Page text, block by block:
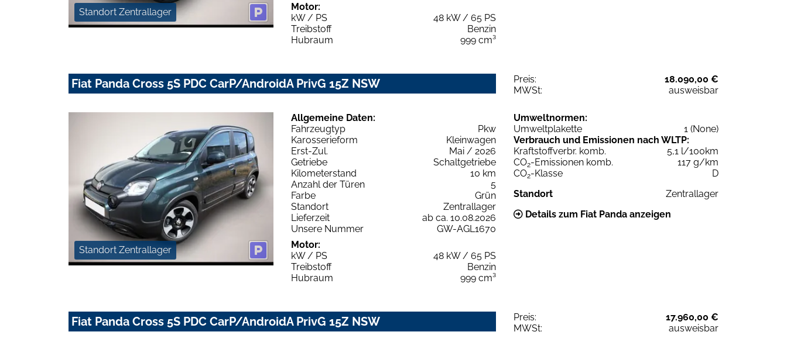
Standort Zentrallager
Motor:
kW / PS
48 kW / 65 PS
Treibstoff
Benzin
Hubraum
999 cm³
Fiat Panda Cross 5S PDC CarP/AndroidA PrivG 15Z NSW Preis:
18.090,00 €
MWSt:
ausweisbar
Standort Zentrallager
Allgemeine Daten:
Fahrzeugtyp
Pkw
Karosserieform
Kleinwagen
Erst-Zul.
Mai / 2026
Getriebe
Schaltgetriebe
Kilometerstand
10 km
Anzahl der Türen
5
Farbe
Grün
Standort
Zentrallager
Lieferzeit
ab ca. 10.08.2026
Unsere Nummer
GW-AGL1670
Motor:
kW / PS
48 kW / 65 PS
Treibstoff
Benzin
Hubraum
999 cm³
Umweltnormen:
Umweltplakette
1 (None)
Verbrauch und Emissionen nach WLTP:
Kraftstoffverbr. komb.
5,1 l/100km
CO2-Emissionen komb.
117 g/km
CO2-Klasse
D
Standort
Zentrallager
Details zum Fiat Panda anzeigen
Fiat Panda Cross 5S PDC CarP/AndroidA PrivG 15Z NSW Preis:
17.960,00 €
MWSt:
ausweisbar